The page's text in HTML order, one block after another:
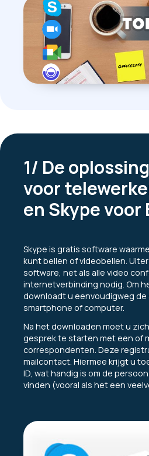
1/ De
voor
en Skype voor
Skype is gratis software
kunt bellen of videobellen.
software, net als alle video
internetverbinding nodig. Om
downloadt u eenvoudigweg
smartphone of computer.
Na het downloaden moet u
gesprek te starten met een of
correspondenten. Deze
mailcontact. Hiermee krijgt u
ID, wat handig is om de
vinden (vooral als het een